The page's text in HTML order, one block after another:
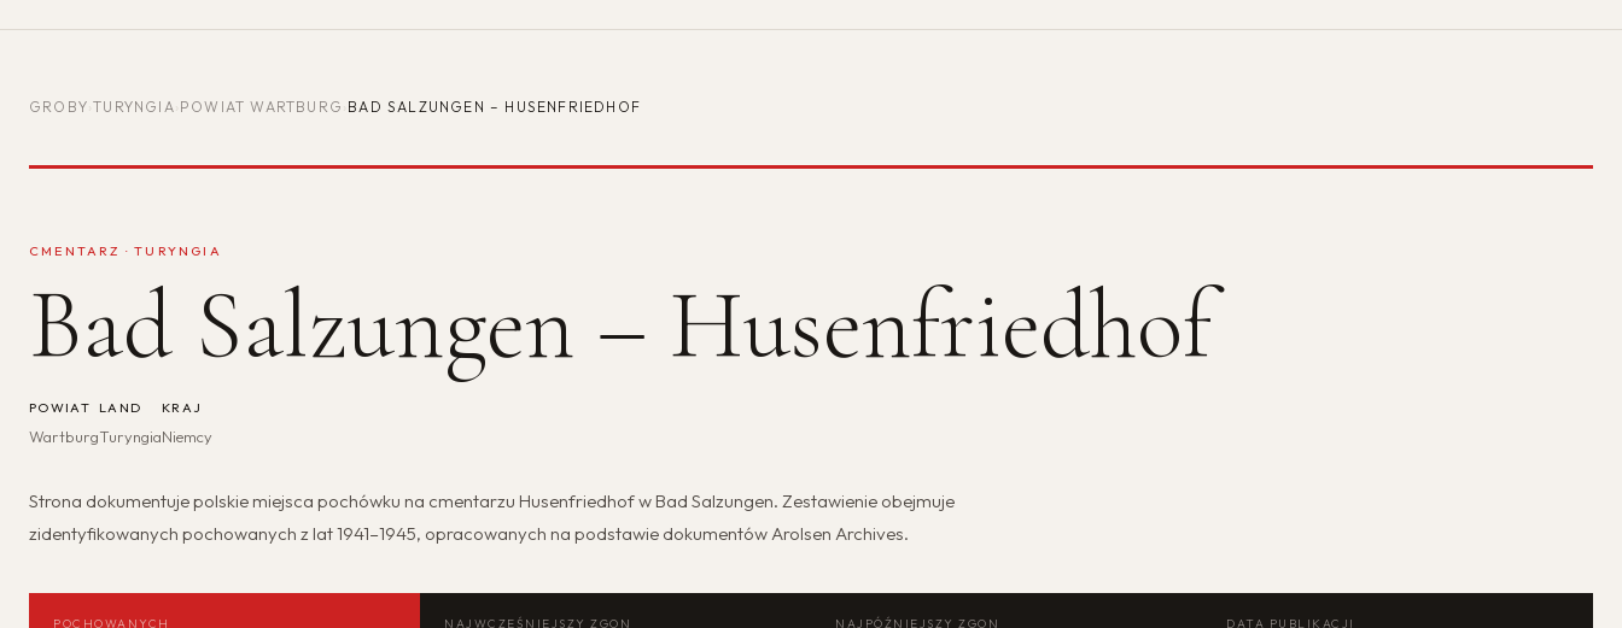
GROBY ›TURYNGIA POWIAT WARTBURG BAD SALZUNGEN – HUSENFRIEDHOF
CMENTARZ · TURYNGIA
Bad Salzungen – Husenfriedhof
POWIAT
Wartburg
LAND
Turyngia
KRAJ
Niemcy
Strona dokumentuje polskie miejsca pochówku na cmentarzu Husenfriedhof w Bad Salzungen. Zestawienie obejmuje
zidentyfikowanych pochowanych z lat 1941–1945, opracowanych na podstawie dokumentów Arolsen Archives.
POCHOWANYCH NAJWCZEŚNIEJSZY ZGON NAJPÓŹNIEJSZY ZGON DATA PUBLIKACJI